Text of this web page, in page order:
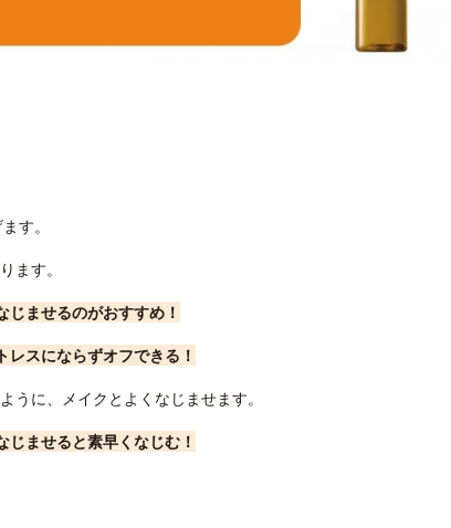
す。
ます。
ませるのがおすすめ！
スにならずオフできる！
に、メイクとよくなじませます。
ませると素早くなじむ！